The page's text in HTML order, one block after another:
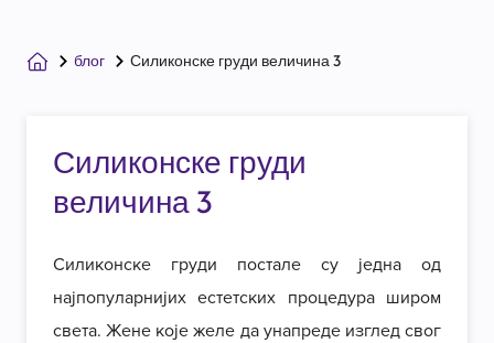
блог Силиконске груди величина 3
Силиконске груди
величина 3
Силиконске груди постале су једна од
најпопуларнијих естетских процедура широм
света. Жене које желе да унапреде изглед свог